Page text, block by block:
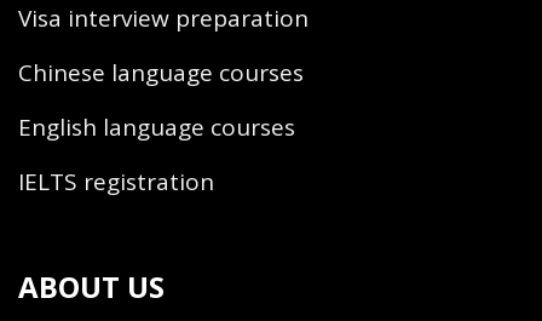
Visa interview preparation
Chinese language courses
English language courses
IELTS registration
ABOUT US